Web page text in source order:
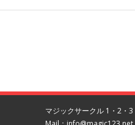
マジックサークル 1・2・3